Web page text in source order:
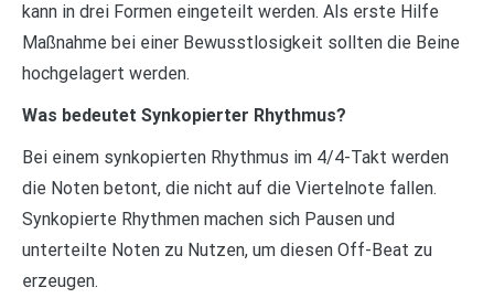
kann in drei Formen eingeteilt werden. Als erste Hilfe
Maßnahme bei einer Bewusstlosigkeit sollten die Beine
hochgelagert werden.
Was bedeutet Synkopierter Rhythmus?
Bei einem synkopierten Rhythmus im 4/4-Takt werden
die Noten betont, die nicht auf die Viertelnote fallen.
Synkopierte Rhythmen machen sich Pausen und
unterteilte Noten zu Nutzen, um diesen Off-Beat zu
erzeugen.